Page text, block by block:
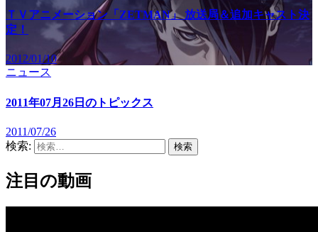
ＴＶアニメーション「ZETMAN」 放送局＆追加キャスト決
定！
2012/01/10
ニュース
2011年07月26日のトピックス
2011/07/26
検索:
注目の動画